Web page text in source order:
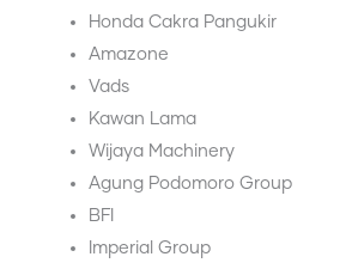
⁠Honda Cakra Pangukir
⁠Amazone
⁠Vads
⁠Kawan Lama
⁠Wijaya Machinery
⁠Agung Podomoro Group
⁠BFI
⁠Imperial Group